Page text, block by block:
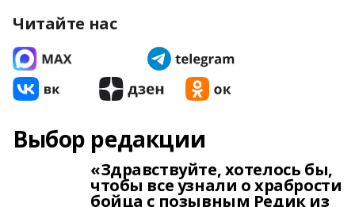
Читайте нас
Выбор редакции
«Здравствуйте, хотелось бы,
чтобы все узнали о храбрости
бойца с позывным Редик из